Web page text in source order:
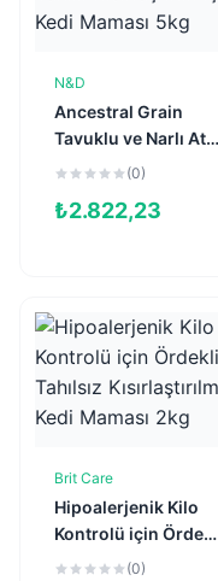
N&D
Ancestral Grain
Tavuklu ve Narlı Ata
Tahıllı
Maması 5kg
(0)
₺2.822,23
Sepete Ekle
Brit Care
Hipoalerjenik Kilo
Kontrolü için Ördekli
Tahılsız
(0)